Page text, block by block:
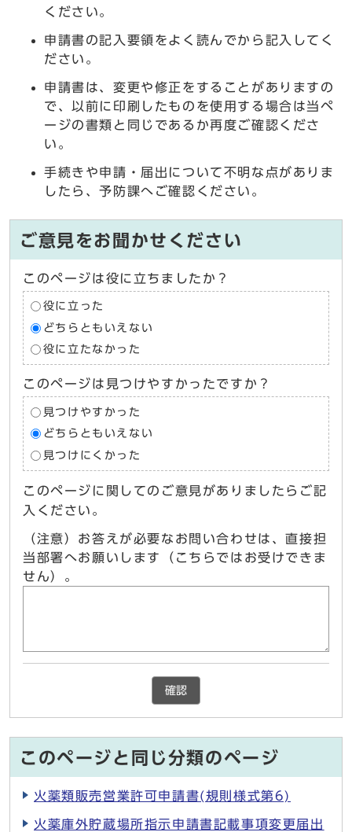
ください。
申請書の記入要領をよく読んでから記入してく
ださい。
申請書は、変更や修正をすることがありますの
で、以前に印刷したものを使用する場合は当ペ
ージの書類と同じであるか再度ご確認くださ
い。
手続きや申請・届出について不明な点がありま
したら、予防課へご確認ください。
ご意見をお聞かせください
このページは役に立ちましたか？
役に立った
どちらともいえない
役に立たなかった
このページは見つけやすかったですか？
見つけやすかった
どちらともいえない
見つけにくかった
このページに関してのご意見がありましたらご記
入ください。
（注意）お答えが必要なお問い合わせは、直接担
当部署へお願いします（こちらではお受けできま
せん）。
確認
このページと同じ分類のページ
火薬類販売営業許可申請書(規則様式第6)
火薬庫外貯蔵場所指示申請書記載事項変更届出